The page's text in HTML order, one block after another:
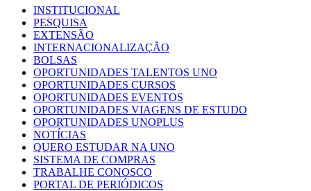
INSTITUCIONAL
PESQUISA
EXTENSÃO
INTERNACIONALIZAÇÃO
BOLSAS
OPORTUNIDADES TALENTOS UNO
OPORTUNIDADES CURSOS
OPORTUNIDADES EVENTOS
OPORTUNIDADES VIAGENS DE ESTUDO
OPORTUNIDADES UNOPLUS
NOTÍCIAS
QUERO ESTUDAR NA UNO
SISTEMA DE COMPRAS
TRABALHE CONOSCO
PORTAL DE PERIÓDICOS